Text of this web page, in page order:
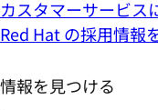
カスタマーサービス
Red Hat の採用情報
情報を見つける